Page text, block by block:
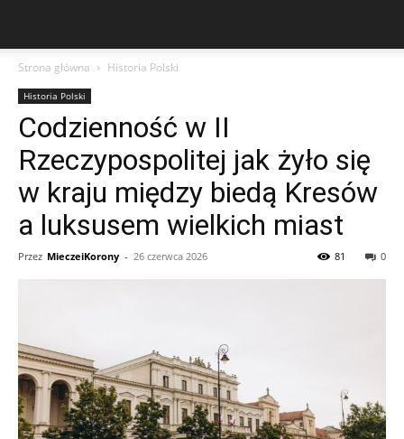
Strona główna Historia Polski
Historia Polski
Codzienność w II
Rzeczypospolitej jak żyło się
w kraju między biedą Kresów
a luksusem wielkich miast
Przez MieczeiKorony - 26 czerwca 2026 0
81